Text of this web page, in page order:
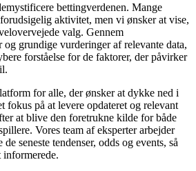
bettingverdenen. Mange
aktivitet, men vi ønsker at vise,
valg. Gennem
og grundige vurderinger af relevante data,
forståelse for de faktorer, der påvirker
for alle, der ønsker at dykke ned i
fokus på at levere opdateret og relevant
at blive den foretrukne kilde for både
Vores team af eksperter arbejder
seneste tendenser, odds og events, så